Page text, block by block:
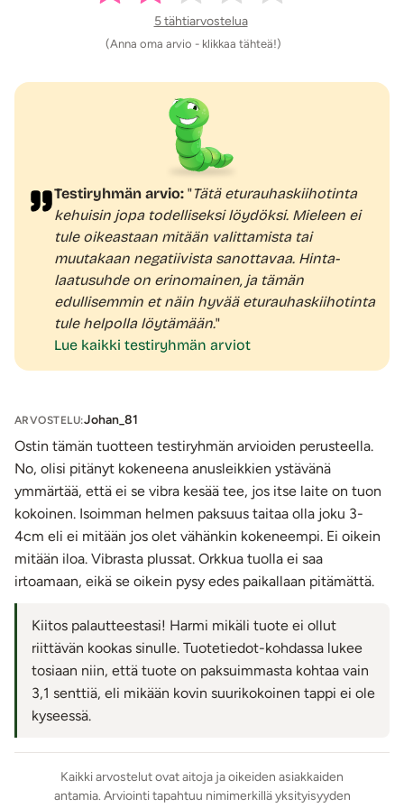
löytää varmasti oman suosikkinsa.
Kaukosäädin tuo lisää mahdollisuuksia
painikkeesta tai mukana tulevalla kätevällä
. Kumppanin kanssa käytettynä
kaukosäädin tuo mukanaan uusia mahdollisuuksia – anna
hänen hallita tahtia ja lisää näin jännitystä käyttöön.
Loveline-sarjan eturauhaskiihotin on ladattava ja
helppokäyttöinen
Sekä eturauhaskiihotin että kaukosäädin ovat
ladattavia, joten käyttökokemus on vaivaton ilman
paristoja. Tyylikäs ja kompakti design tekee tästä
kiihottimesta erinomaisen valinnan niin uusille kokeilijoille
kuin kokeneille käyttäjille.
Loveline-eturauhaskiihotin on saatavilla yksinoikeudella
Käyttöohje:
Lataa laite ja kaukosäädin ennen ensimmäistä
käyttökertaa työntämällä mukana tulevan USB-
kaapelin jakkiliitin sille varattuun paikkaan
silikonipinnan läpi. Laitteissa vilkkuu valo akun
latautuessa. Valo palaa yhtäjaksoisesti, kun akku on
täynnä.
Käyttö ilman kaukosäädintä: Laitteen virta käynnistyy
Moottori käynnistyy painamalla virtapainiketta noin
kolme (3) sekuntia. Moottorin ohjelmia selataan
eteenpäin painamalla lyhyesti virtapainiketta. Moottori
ja laitteen virta sammuvat painamalla virtapainiketta
noin kolme (3) sekuntia.
kaukosäätimen virta painamalla niiden virtapainikkeita.
Moottori käynnistyy painamalla lyhyesti kaukosäätimen
sahalaitakuviolla merkittyä painiketta. Ohjelmia
5 tähtiarvostelua
(Anna oma arvio - klikkaa tähteä!)
Testiryhmän arvio: "Tätä eturauhaskiihotinta
kehuisin jopa todelliseksi löydöksi. Mieleen ei
tule oikeastaan mitään valittamista tai
muutakaan negatiivista sanottavaa. Hinta-
laatusuhde on erinomainen, ja tämän
edullisemmin et näin hyvää eturauhaskiihotinta
tule helpolla löytämään."
Lue kaikki testiryhmän arviot
ARVOSTELU:Johan_81
Ostin tämän tuotteen testiryhmän arvioiden perusteella.
No, olisi pitänyt kokeneena anusleikkien ystävänä
ymmärtää, että ei se vibra kesää tee, jos itse laite on tuon
kokoinen. Isoimman helmen paksuus taitaa olla joku 3-
4cm eli ei mitään jos olet vähänkin kokeneempi. Ei oikein
mitään iloa. Vibrasta plussat. Orkkua tuolla ei saa
irtoamaan, eikä se oikein pysy edes paikallaan pitämättä.
Kiitos palautteestasi! Harmi mikäli tuote ei ollut
riittävän kookas sinulle. Tuotetiedot-kohdassa lukee
tosiaan niin, että tuote on paksuimmasta kohtaa vain
3,1 senttiä, eli mikään kovin suurikokoinen tappi ei ole
kyseessä.
Kaikki arvostelut ovat aitoja ja oikeiden asiakkaiden
antamia. Arviointi tapahtuu nimimerkillä yksityisyyden